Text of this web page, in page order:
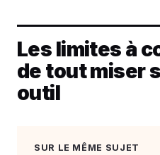
Les limites à
de tout miser
outil
SUR LE MÊME SUJET